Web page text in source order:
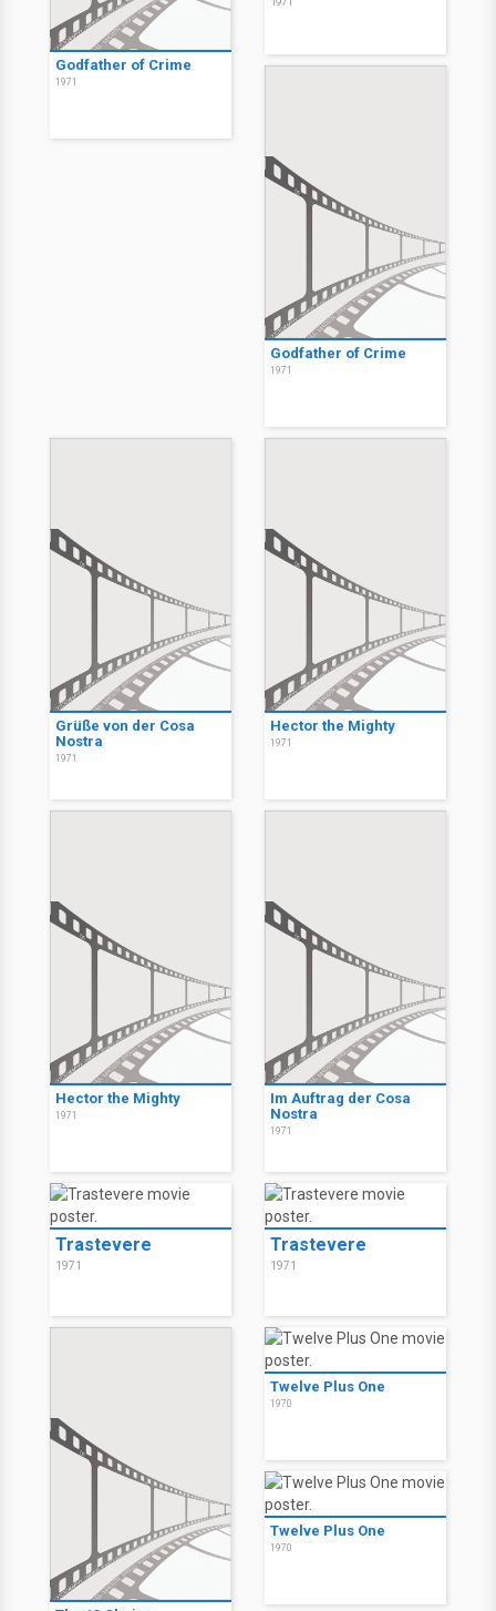
Godfather of Crime
1971
Godfather of Crime
1971
Grüße von der Cosa
Nostra
1971
Hector the Mighty
1971
Hector the Mighty
1971
Im Auftrag der Cosa
Nostra
1971
Trastevere
1971
Trastevere
1971
Twelve Plus One
1970
Twelve Plus One
1970